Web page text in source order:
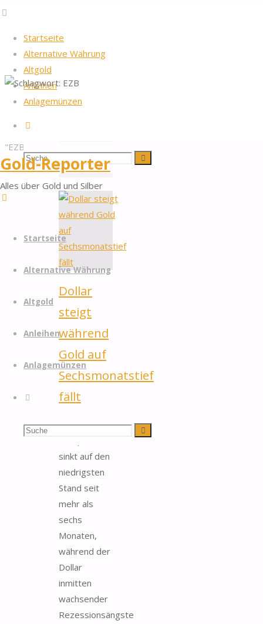
Startseite
Alternative Währung
Altgold
Anleihen
Anlagemünzen
Suchen
nach:
Suche
Gold-Reporter
Alles über Gold und Silber
Startseite
Alternative Währung
Altgold
Anleihen
Anlagemünzen
Suchen Suche
Startseite
verschlagwortet
"EZB"
EZB
Dollar
steigt
während
Gold auf
Sechsmonatstief
fällt
Der
sinkt auf den
niedrigsten
Stand seit
mehr als
sechs
Monaten,
während der
Dollar
inmitten
wachsender
Rezessionsängste